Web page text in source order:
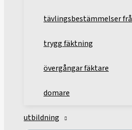
tävlingsbestämmelser
trygg fäktning
övergångar fäktare
domare
utbildning